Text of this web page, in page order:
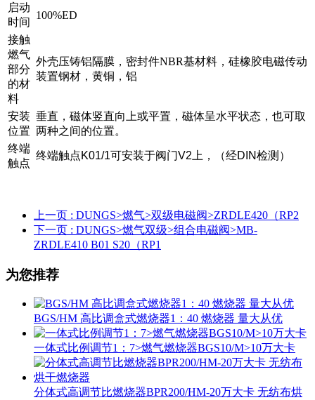
启动
时间
100%ED
接触
燃气
部分
的材
料
外壳压铸铝隔膜，密封件NBR基材料，硅橡胶电磁传动
装置钢材，黄铜，铝
安装
位置
垂直，磁体竖直向上或平置，磁体呈水平状态，也可取
两种之间的位置。
终端
触点
终端触点K01/1可安装于阀门V2 上，（经DIN检测）
上一页 : DUNGS>燃气>双级电磁阀>ZRDLE420（RP2
下一页 : DUNGS>燃气双级>组合电磁阀>MB-
ZRDLE410 B01 S20（RP1
为您推荐
BGS/HM 高比调盒式燃烧器1：40 燃烧器 量大从优
一体式比例调节1：7>燃气燃烧器BGS10/M>10万大卡
分体式高调节比燃烧器BPR200/HM-20万大卡 无纺布烘